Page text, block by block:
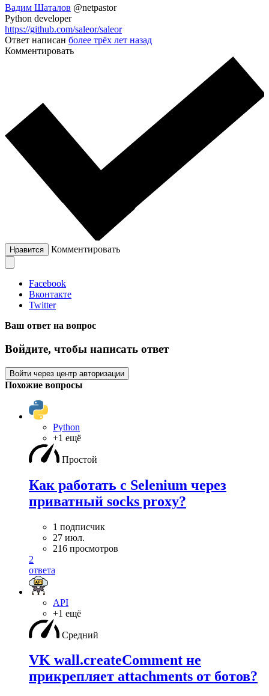
Вадим Шаталов @netpastor
Python developer
https://github.com/saleor/saleor
Ответ написан более трёх лет назад
Комментировать
Нравится Комментировать
Facebook
Вконтакте
Twitter
Ваш ответ на вопрос
Войдите, чтобы написать ответ
Войти через центр авторизации
Похожие вопросы
Python
+1 ещё
Простой
Как работать с Selenium через
приватный socks proxy?
1 подписчик
27 июл.
216 просмотров
2
ответа
API
+1 ещё
Средний
VK wall.createComment не
прикрепляет attachments от ботов?